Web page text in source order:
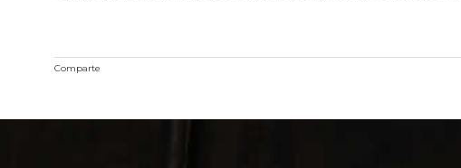
Comparte